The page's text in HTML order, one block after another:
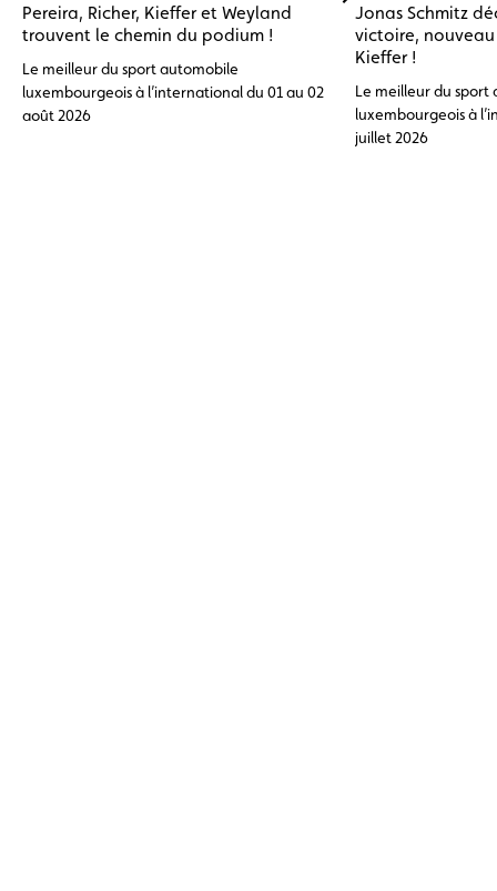
Pereira, Richer, Kieffer et Weyland
trouvent le chemin du podium !
Le meilleur du sport automobile
luxembourgeois à l’international du 01 au 02
août 2026
Jonas Schmitz
victoire,
Kieffer !
Le meilleur du sport
luxembourgeois à
juillet 2026